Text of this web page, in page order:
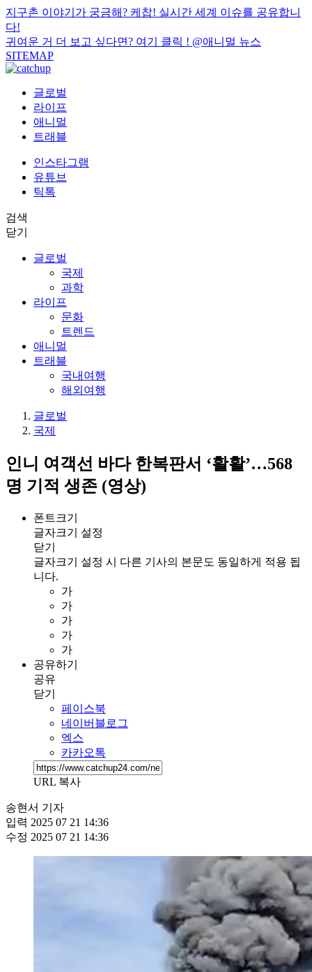
지구촌 이야기가 궁금해? 케찹! 실시간 세계 이슈를 공유합니
다!
귀여운 거 더 보고 싶다면? 여기 클릭 ! @애니멀 뉴스
SITEMAP
글로벌
라이프
애니멀
트래블
인스타그램
유튜브
틱톡
검색
닫기
글로벌
국제
과학
라이프
문화
트렌드
애니멀
트래블
국내여행
해외여행
글로벌
국제
인니 여객선 바다 한복판서 ‘활활’…568
명 기적 생존 (영상)
폰트크기
글자크기 설정
닫기
글자크기 설정 시 다른 기사의 본문도 동일하게 적용 됩
니다.
가
가
가
가
가
공유하기
공유
닫기
페이스북
네이버블로그
엑스
카카오톡
URL 복사
송현서 기자
입력 2025 07 21 14:36
수정 2025 07 21 14:36